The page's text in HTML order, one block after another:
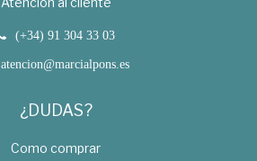
(+34) 91 304 33 03
atencion@marcialpons.es
¿DUDAS?
Como comprar